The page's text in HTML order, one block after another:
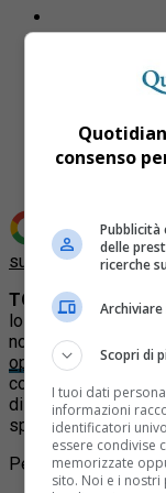
Aggiungi
su Google
TORINO–
lo spaccio di
normativa sui
operazione
condotto una serie
di spaccio della
specifico.
Per approfondire:
consenso
delle
ricerche
Scopri di
I tuoi dati
informazioni
identificatori
essere condivise
memorizzate
sito. Noi e i